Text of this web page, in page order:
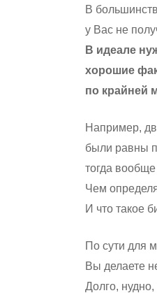
В
у Вас не
В идеале
хорошие
по крайней
Например,
были равны
тогда
Чем
И что такое
По сути для
Вы делаете
Долго,